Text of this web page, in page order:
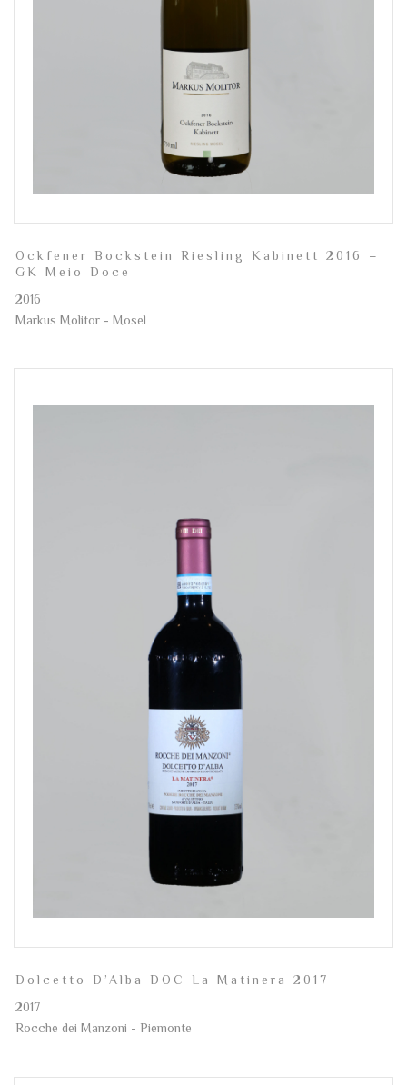
Ockfener Bockstein Riesling Kabinett 2016 –
GK Meio Doce
2016
Markus Molitor - Mosel
Dolcetto D’Alba DOC La Matinera 2017
2017
Rocche dei Manzoni - Piemonte